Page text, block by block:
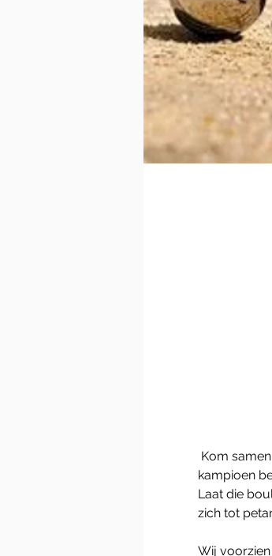
kampioen
Laat die
zich tot
Wij